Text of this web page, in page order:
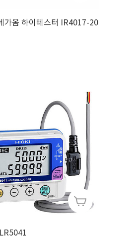
아날로그 메가옴 하이테스터 IR4017-20
전압 로거 LR5041